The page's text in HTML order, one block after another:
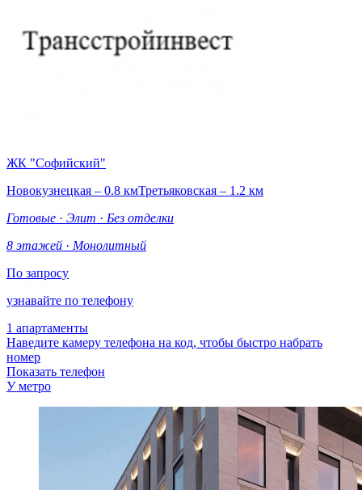
ЖК "Софийский"
Новокузнецкая – 0.8 кмТретьяковская – 1.2 км
Готовые · Элит · Без отделки
8 этажей · Монолитный
По запросу
узнавайте по телефону
1 апартаменты
Наведите камеру телефона на код, чтобы быстро набрать
номер
Показать телефон
У метро